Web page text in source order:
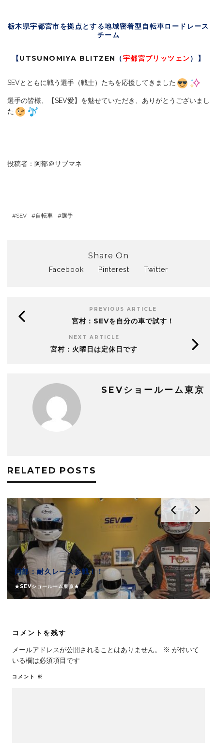
栃木県宇都宮市を拠点とする地域密着型自転車ロードレース
チーム
【UTSUNOMIYA BLITZEN （宇都宮ブリッツェン）】
SEVとともに戦う選手（戦士）たちを応援してきました
選手の皆様、【SEV愛】を魅せていただき、ありがとうございまし
た
投稿者：阿部＠サブマネ
SEV 自転車 選手
Share On
Facebook Pinterest Twitter
PREVIOUS ARTICLE
宮村：SEVを自分の車で試す！
NEXT ARTICLE
宮村：火曜日は定休日です
SEVショールーム東京
RELATED POSTS
阿部：耐久レース参戦！！
★SEVショールーム東京★
コメントを残す
メールアドレスが公開されることはありません。 ※ が付いて
いる欄は必須項目です
コメント ※